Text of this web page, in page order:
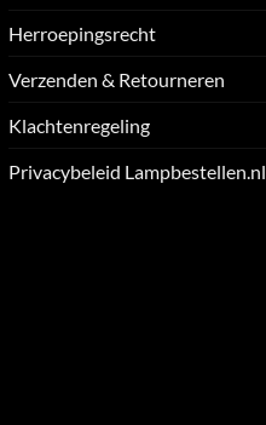
Herroepingsrecht
Verzenden & Retourneren
Klachtenregeling
Privacybeleid Lampbestellen.nl